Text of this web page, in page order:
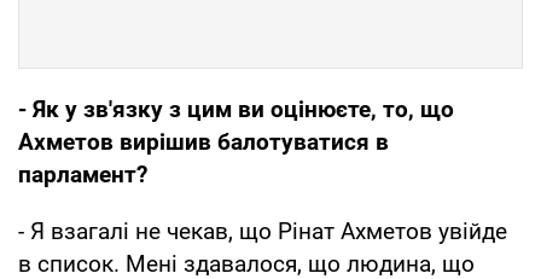
- Як у зв'язку з цим ви оцінюєте, то, що
Ахметов вирішив балотуватися в
парламент?
- Я взагалі не чекав, що Рінат Ахметов увійде
в список. Мені здавалося, що людина, що